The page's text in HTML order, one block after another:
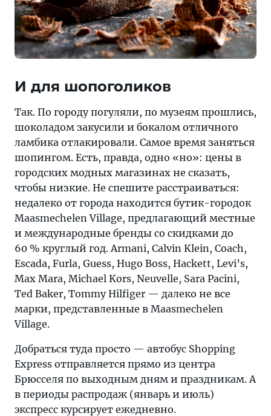
И для шопоголиков
Так. По городу погуляли, по музеям прошлись,
шоколадом закусили и бокалом отличного
ламбика отлакировали. Самое время заняться
шопингом. Есть, правда, одно «но»: цены в
городских модных магазинах не сказать,
чтобы низкие. Не спешите расстраиваться:
недалеко от города находится бутик-городок
Maasmechelen Village, предлагающий местные
и международные бренды со скидками до
60 % круглый год. Armani, Calvin Klein, Coach,
Escada, Furla, Guess, Hugo Boss, Hackett, Levi’s,
Max Mara, Michael Kors, Neuvelle, Sara Pacini,
Ted Baker, Tommy Hilfiger — далеко не все
марки, представленные в Maasmechelen
Village.
Добраться туда просто — автобус Shopping
Express отправляется прямо из центра
Брюсселя по выходным дням и праздникам. А
в периоды распродаж (январь и июль)
экспресс курсирует ежедневно.